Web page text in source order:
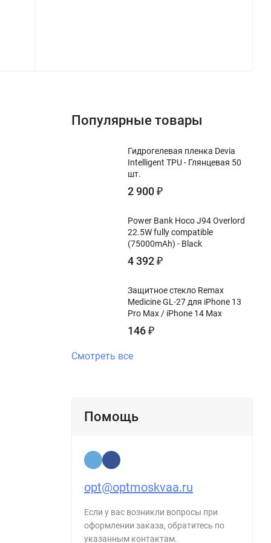
Популярные товары
Гидрогелевая пленка Devia
Intelligent TPU - Глянцевая 50
шт.
2 900₽
Power Bank Hoco J94 Overlord
22.5W fully compatible
(75000mAh) - Black
4 392₽
Защитное стекло Remax
Medicine GL-27 для iPhone 13
Pro Max / iPhone 14 Max
146₽
Смотреть все
Помощь
opt@optmoskvaa.ru
Если у вас возникли вопросы при
оформлении заказа, обратитесь по
указанным контактам.